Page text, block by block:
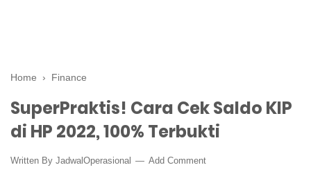
Home › Finance
SuperPraktis! Cara Cek Saldo KIP
di HP 2022, 100% Terbukti
Written By JadwalOperasional Add Comment